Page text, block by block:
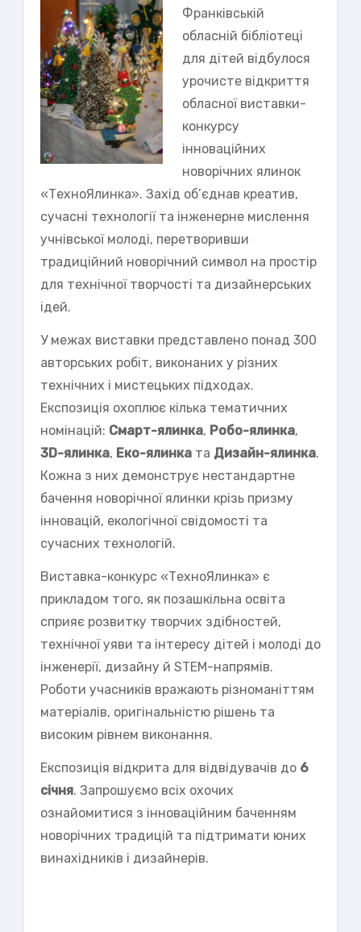
Франківській
обласній бібліотеці
для дітей відбулося
урочисте відкриття
обласної виставки-
конкурсу
інноваційних
новорічних ялинок
«ТехноЯлинка». Захід об’єднав креатив,
сучасні технології та інженерне мислення
учнівської молоді, перетворивши
традиційний новорічний символ на простір
для технічної творчості та дизайнерських
ідей.
У межах виставки представлено понад 300
авторських робіт, виконаних у різних
технічних і мистецьких підходах.
Експозиція охоплює кілька тематичних
номінацій: Смарт-ялинка, Робо-ялинка,
3D-ялинка, Еко-ялинка та Дизайн-ялинка.
Кожна з них демонструє нестандартне
бачення новорічної ялинки крізь призму
інновацій, екологічної свідомості та
сучасних технологій.
Виставка-конкурс «ТехноЯлинка» є
прикладом того, як позашкільна освіта
сприяє розвитку творчих здібностей,
технічної уяви та інтересу дітей і молоді до
інженерії, дизайну й STEM-напрямів.
Роботи учасників вражають різноманіттям
матеріалів, оригінальністю рішень та
високим рівнем виконання.
Експозиція відкрита для відвідувачів до 6
січня. Запрошуємо всіх охочих
ознайомитися з інноваційним баченням
новорічних традицій та підтримати юних
винахідників і дизайнерів.